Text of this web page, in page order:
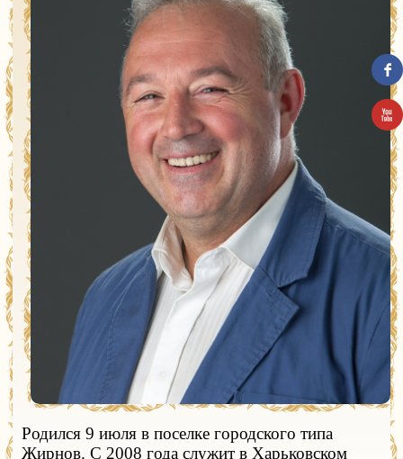
Родился 9 июля в поселке городского типа
Жирнов. С 2008 года служит в Харьковском